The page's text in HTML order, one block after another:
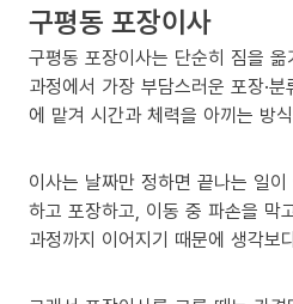
구평동 포장이사
구평동 포장이사는 단순히 짐을
과정에서 가장 부담스러운 포장·분
에 맡겨 시간과 체력을 아끼는 방
이사는 날짜만 정하면 끝나는 일
하고 포장하고, 이동 중 파손을 막
과정까지 이어지기 때문에 생각보